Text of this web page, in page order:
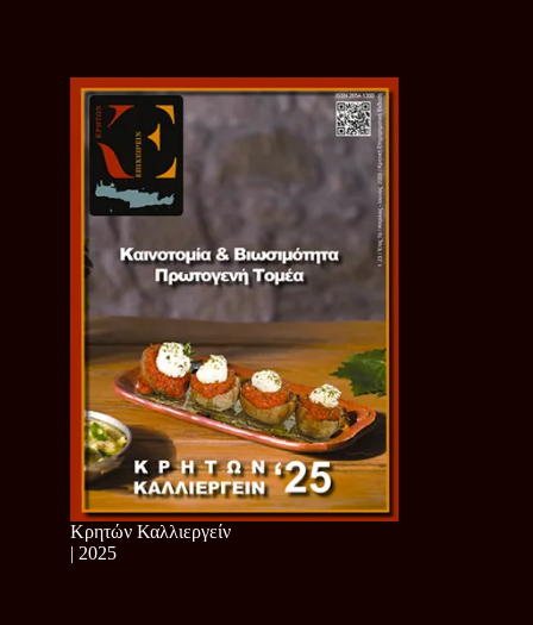
Κρητών Καλλιεργείν
| 2025